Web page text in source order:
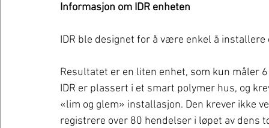
Informasjon om IDR enheten
IDR ble designet for å være enkel å
Resultatet er en liten enhet, som kun måler
IDR er plassert i et smart polymer hus, og
«lim og glem» installasjon. Den krever ikke
registrere over 80 hendelser i løpet av dens